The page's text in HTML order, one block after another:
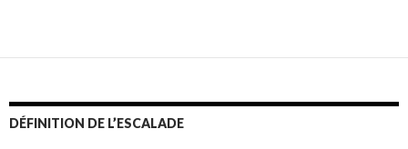
DÉFINITION DE L’ESCALADE